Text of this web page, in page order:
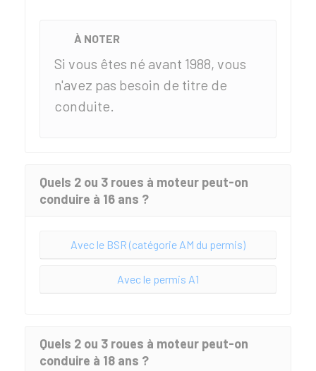
À NOTER
Si vous êtes né avant 1988, vous
n'avez pas besoin de titre de
conduite.
Quels 2 ou 3 roues à moteur peut-on
conduire à 16 ans ?
Avec le BSR (catégorie AM du permis)
Avec le permis A1
Quels 2 ou 3 roues à moteur peut-on
conduire à 18 ans ?